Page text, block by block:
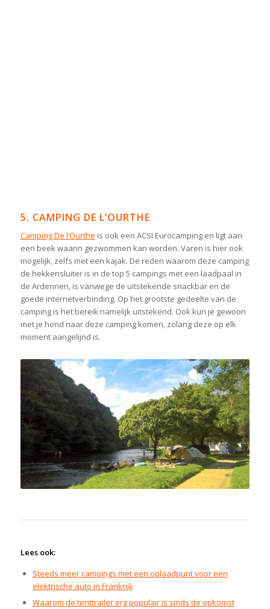
5. CAMPING DE L’OURTHE
Camping De l’Ourthe is ook een ACSI Eurocamping en ligt aan
een beek waarin gezwommen kan worden. Varen is hier ook
mogelijk, zelfs met een kajak. De reden waarom deze camping
de hekkensluiter is in de top 5 campings met een laadpaal in
de Ardennen, is vanwege de uitstekende snackbar en de
goede internetverbinding. Op het grootste gedeelte van de
camping is het bereik namelijk uitstekend. Ook kun je gewoon
met je hond naar deze camping komen, zolang deze op elk
moment aangelijnd is.
Lees ook:
Steeds meer campings met een oplaadpunt voor een
elektrische auto in Frankrijk
Waarom de tenttrailer erg populair is sinds de opkomst